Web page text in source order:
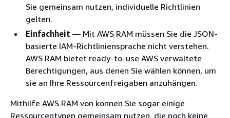
Sie gemeinsam nutzen, individuelle Richtlinien
gelten.
Einfachheit — Mit AWS RAM müssen Sie die JSON-
basierte IAM-Richtliniensprache nicht verstehen.
AWS RAM bietet ready-to-use AWS verwaltete
Berechtigungen, aus denen Sie wählen können, um
sie an Ihre Ressourcenfreigaben anzuhängen.
Mithilfe AWS RAM von können Sie sogar einige
Ressourcentypen gemeinsam nutzen, die noch keine